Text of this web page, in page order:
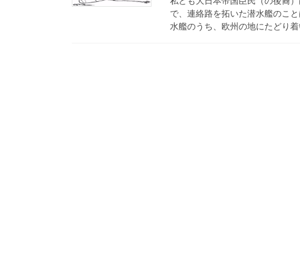
で、連絡路を拓いた潜水艦のこ
水艦のうち、欧州の地にたどり